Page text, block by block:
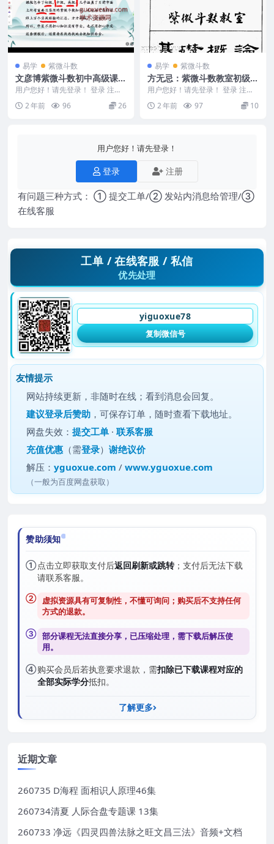
易学 紫微斗数
文彦博紫微斗数初中高级课程
96视频
用户您好！请先登录！ 登录 注册
文彦博紫微斗数初中高级课程 240
6227 0...
2 年前 96 26
易学 紫微斗数
方无忌：紫微斗数教室初级讲
义
用户您好！请先登录！ 登录 注册
方无忌：紫微斗数教室初级讲义 2
403014-...
2 年前 97 10
用户您好！请先登录！
登录 注册
有问题三种方式： ① 提交工单/② 发站内消息给管理/③
在线客服
工单 / 在线客服 / 私信
优先处理
yiguoxue78
复制微信号
友情提示
网站持续更新，非随时在线；看到消息会回复。
建议登录后赞助 ，可保存订单，随时查看下载地址。
网盘失效：提交工单 ·联系客服
充值优惠 （需登录）谢绝议价
解压：yguoxue.com /www.yguoxue.com
（一般为百度网盘获取）
赞助须知
①点击立即获取支付后返回刷新或跳转；支付后无法下载
请联系客服。
② 虚拟资源具有可复制性，不懂可询问；购买后不支持任何
方式的退款。
③ 部分课程无法直接分享，已压缩处理，需下载后解压使
用。
④购买会员后若执意要求退款，需扣除已下载课程对应的
全部实际学分抵扣。
了解更多
近期文章
260735 D海程 面相识人原理46集
260734清夏 人际合盘专题课 13集
260733 净远《四灵四兽法脉之旺文昌三法》音频+文档